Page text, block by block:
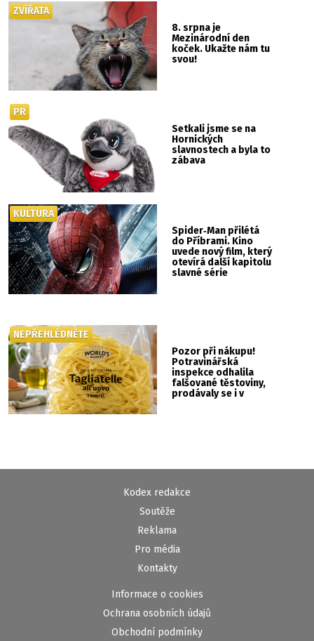
8. srpna je
Mezinárodní den
koček. Ukažte nám tu
svou!
ZVÍŘATA
Setkali jsme se na
Hornických
slavnostech a byla to
zábava
PR
Spider‑Man přilétá
do Příbrami. Kino
uvede nový film, který
otevírá další kapitolu
slavné série
KULTURA
Pozor při nákupu!
Potravinářská
inspekce odhalila
falšované těstoviny,
prodávaly se i v
NEPŘEHLÉDNĚTE
Kodex redakce
Soutěže
Reklama
Pro média
Kontakty
Informace o cookies
Ochrana osobních údajů
Obchodní podmínky